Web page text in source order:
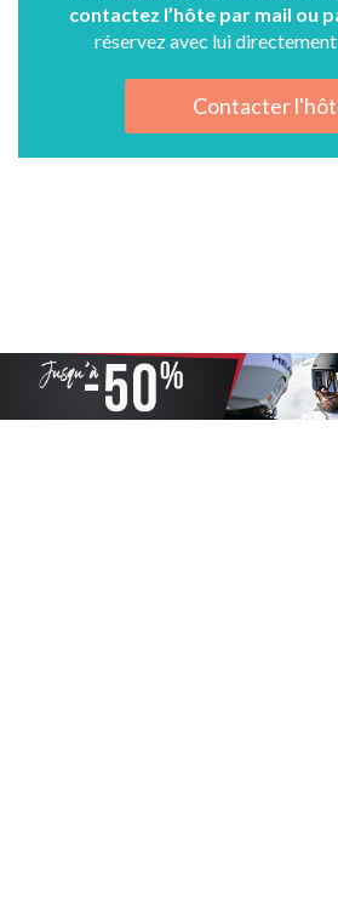
contactez l’hôte par mail ou
réservez avec lui
Contacter